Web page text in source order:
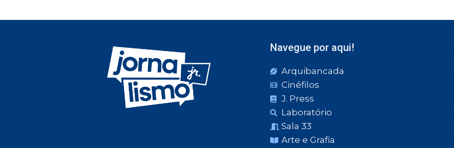
Navegue por aqui!
Arquibancada
Cinéfilos
J. Press
Laboratório
Sala 33
Arte e Grafia